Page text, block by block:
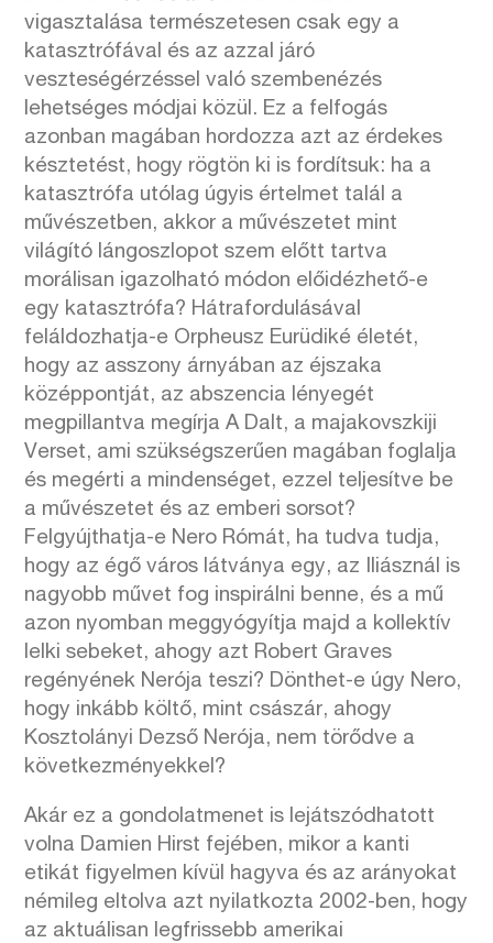
vigasztalása természetesen csak egy a
katasztrófával és az azzal járó
veszteségérzéssel való szembenézés
lehetséges módjai közül. Ez a felfogás
azonban magában hordozza azt az érdekes
késztetést, hogy rögtön ki is fordítsuk: ha a
katasztrófa utólag úgyis értelmet talál a
művészetben, akkor a művészetet mint
világító lángoszlopot szem előtt tartva
morálisan igazolható módon előidézhető-e
egy katasztrófa? Hátrafordulásával
feláldozhatja-e Orpheusz Eurüdiké életét,
hogy az asszony árnyában az éjszaka
középpontját, az abszencia lényegét
megpillantva megírja A Dalt, a majakovszkiji
Verset, ami szükségszerűen magában foglalja
és megérti a mindenséget, ezzel teljesítve be
a művészetet és az emberi sorsot?
Felgyújthatja-e Nero Rómát, ha tudva tudja,
hogy az égő város látványa egy, az Iliásznál is
nagyobb művet fog inspirálni benne, és a mű
azon nyomban meggyógyítja majd a kollektív
lelki sebeket, ahogy azt Robert Graves
regényének Nerója teszi? Dönthet-e úgy Nero,
hogy inkább költő, mint császár, ahogy
Kosztolányi Dezső Nerója, nem törődve a
következményekkel?
Akár ez a gondolatmenet is lejátszódhatott
volna Damien Hirst fejében, mikor a kanti
etikát figyelmen kívül hagyva és az arányokat
némileg eltolva azt nyilatkozta 2002-ben, hogy
az aktuálisan legfrissebb amerikai